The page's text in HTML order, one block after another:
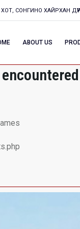
СОНГИНО ХАЙРХАН
ABOUT US